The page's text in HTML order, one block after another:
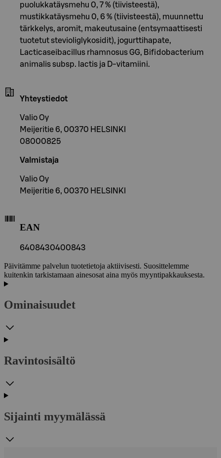
puolukkatäysmehu 0, 7 % (tiivisteestä),
mustikkatäysmehu 0, 6 % (tiivisteestä), muunnettu
tärkkelys, aromit, makeutusaine (entsymaattisesti
tuotetut stevioliglykosidit), jogurttihapate,
Lacticaseibacillus rhamnosus GG, Bifidobacterium
animalis subsp. lactis ja D-vitamiini.
Yhteystiedot
Valio Oy
Meijeritie 6, 00370 HELSINKI
08000825
Valmistaja
Valio Oy
Meijeritie 6, 00370 HELSINKI
EAN
6408430400843
Päivitämme palvelun tuotetietoja aktiivisesti. Suosittelemme
kuitenkin tarkistamaan ainesosat aina myös myyntipakkauksesta.
Ominaisuudet
Ravintosisältö
Sijainti myymälässä